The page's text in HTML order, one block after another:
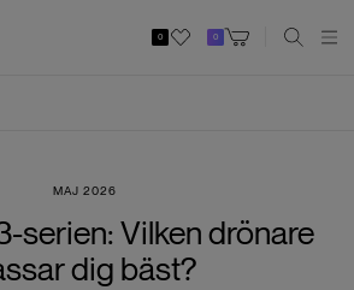
0 0
MAJ 2026
serien: Vilken drönare
dig bäst?